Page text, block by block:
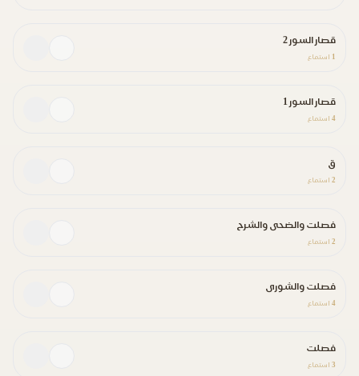
قصار السور 2
1 استماع
قصار السور 1
4 استماع
ق
2 استماع
فصلت والضحى والشرح
2 استماع
فصلت والشورى
4 استماع
فصلت
3 استماع